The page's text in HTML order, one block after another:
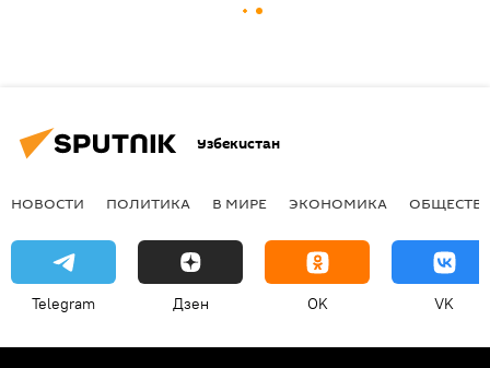
Узбекистан
НОВОСТИ ПОЛИТИКА В МИРЕ ЭКОНОМИКА
Telegram Дзен OK VK